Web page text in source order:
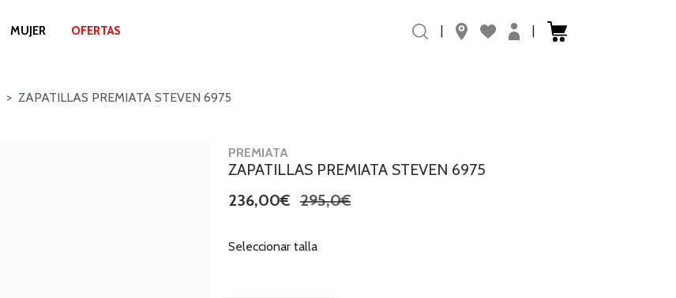
MUJER OFERTAS | |
ZAPATILLAS PREMIATA STEVEN 6975
PREMIATA
ZAPATILLAS PREMIATA STEVEN 6975
236,00€ 295,0€
Seleccionar talla